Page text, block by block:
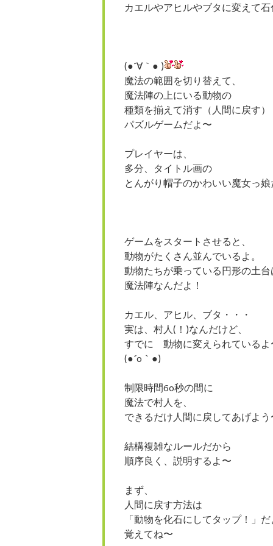
カエルやアヒルやブタに変えて石
(●´∀｀● )
魔法の範囲を切り替えて、
魔法陣の上にいる動物の
種類を揃えて消す（人間に戻す）
パズルゲームだよ〜
プレイヤーは、
多分、タイトル画の
とんがり帽子のかわいい魔女っ娘
ゲームをスタートさせると、
動物がたくさん並んでいるよ。
動物たちが乗っている円形の土台
魔法陣なんだよ！
カエル、アヒル、ブタ・・・
実は、村人(！)なんだけど、
すでに 動物に変えられているよ
(●´0｀●)
制限時間60秒の間に
魔法で村人を、
できるだけ人間に戻してあげよう
結構複雑なルールだから
順序良く、説明するよ〜
まず、
人間に戻す方法は
「動物を化石にしてタップ！」だ
覚えてね〜